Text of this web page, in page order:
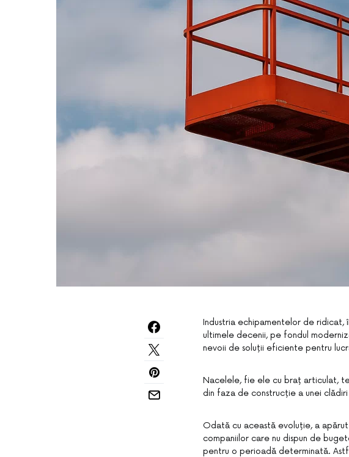
Industria echipamentelor de ridicat,
ultimele decenii, pe fondul
nevoii de soluții eficiente pentru
Nacelele, fie ele cu braț articulat,
din faza de construcție a unei
Odată cu această evoluție, a
companiilor care nu dispun de
pentru o perioadă determinată.